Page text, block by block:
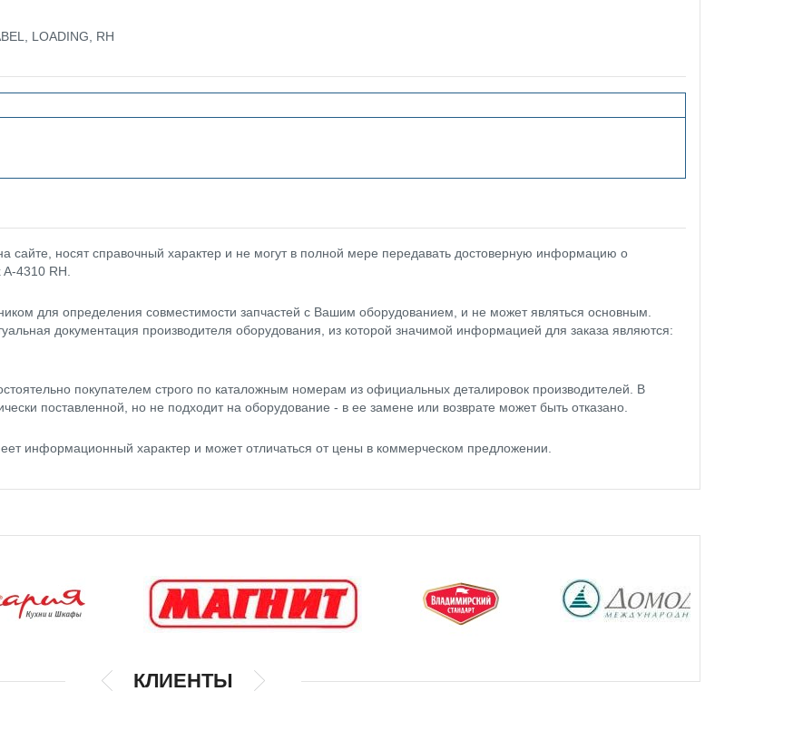
LOADING, RH
носят справочный характер и не могут в полной мере передавать достоверную информацию о
4310 RH.
для определения совместимости запчастей с Вашим оборудованием, и не может являться основным.
документация производителя оборудования, из которой значимой информацией для заказа являются:
покупателем строго по каталожным номерам из официальных деталировок производителей. В
поставленной, но не подходит на оборудование - в ее замене или возврате может быть отказано.
информационный характер и может отличаться от цены в коммерческом предложении.
КЛИЕНТЫ